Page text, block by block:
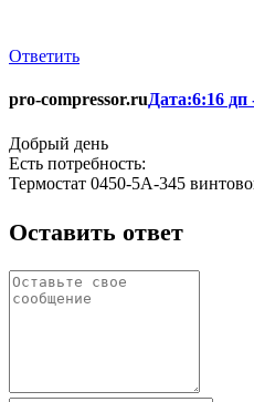
Ответить
pro-compressor.ruДата:6:16 дп
Добрый день
Есть потребность:
Термостат 0450-5А-345
Оставить ответ